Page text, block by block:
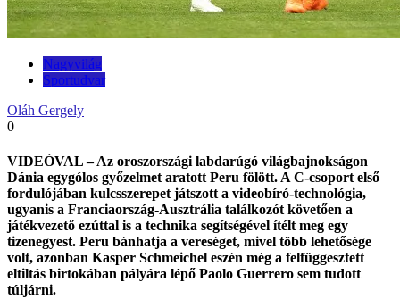
Nagyvilág
Sportudvar
Oláh Gergely
0
VIDEÓVAL – Az oroszországi labdarúgó világbajnokságon
Dánia egygólos győzelmet aratott Peru fölött. A C-csoport első
fordulójában kulcsszerepet játszott a videobíró-technológia,
ugyanis a Franciaország-Ausztrália találkozót követően a
játékvezető ezúttal is a technika segítségével ítélt meg egy
tizenegyest. Peru bánhatja a vereséget, mivel több lehetősége
volt, azonban Kasper Schmeichel eszén még a felfüggesztett
eltiltás birtokában pályára lépő Paolo Guerrero sem tudott
túljárni.